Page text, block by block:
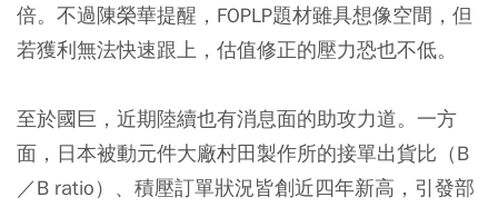
倍。不過陳榮華提醒，FOPLP題材雖具想像空間，但
若獲利無法快速跟上，估值修正的壓力恐也不低。
至於國巨，近期陸續也有消息面的助攻力道。一方
面，日本被動元件大廠村田製作所的接單出貨比（B
／B ratio）、積壓訂單狀況皆創近四年新高，引發部